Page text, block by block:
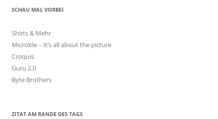
SCHAU MAL VORBEI
Shirts & Mehr
Microble – It’s all about the picture
Croquis
Guru 2.0
Byte Brothers
ZITAT AM RANDE DES TAGS